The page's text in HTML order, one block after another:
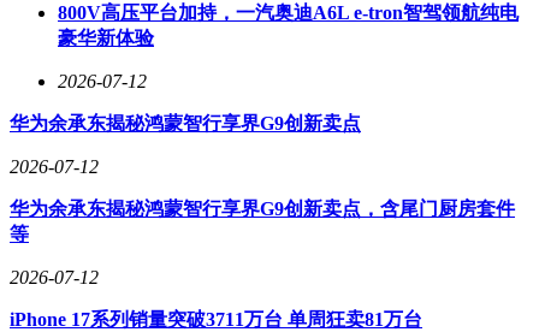
800V高压平台加持，一汽奥迪A6L e-tron智驾领航纯电
豪华新体验
2026-07-12
华为余承东揭秘鸿蒙智行享界G9创新卖点
2026-07-12
华为余承东揭秘鸿蒙智行享界G9创新卖点，含尾门厨房套件
等
2026-07-12
iPhone 17系列销量突破3711万台 单周狂卖81万台